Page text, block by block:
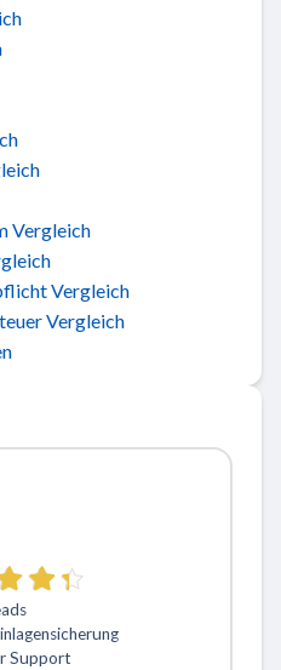
Vergleich
Vergleich
Vergleich
Support